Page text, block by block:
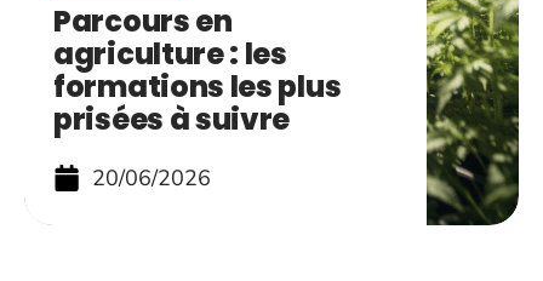
Parcours en
agriculture : les
formations les plus
prisées à suivre
20/06/2026